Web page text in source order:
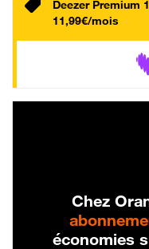
Deezer Premium
11,99€/mois
Chez
économies